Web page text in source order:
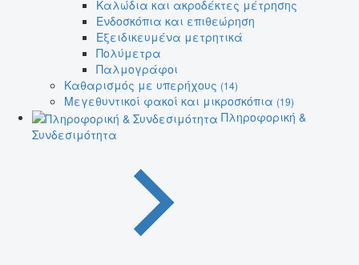
Καλώδια και ακροδέκτες μέτρησης
Ενδοσκόπια και επιθεώρηση
Εξειδικευμένα μετρητικά
Πολύμετρα
Παλμογράφοι
Καθαρισμός με υπερήχους (14)
Μεγεθυντικοί φακοί και μικροσκόπια (19)
Πληροφορική &
Συνδεσιμότητα